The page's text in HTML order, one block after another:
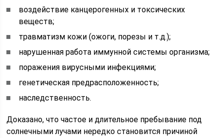
воздействие канцерогенных и токсических
веществ;
травматизм кожи (ожоги, порезы и т.д.);
нарушенная работа иммунной системы организма;
поражения вирусными инфекциями;
генетическая предрасположенность;
наследственность.
Доказано, что частое и длительное пребывание под
солнечными лучами нередко становится причиной